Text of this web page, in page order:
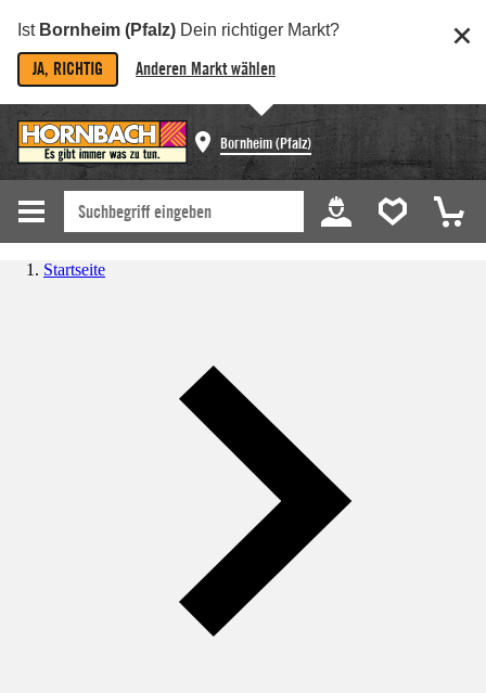
Ist Bornheim (Pfalz) Dein richtiger Markt?
JA, RICHTIG Anderen Markt wählen
Bornheim (Pfalz)
Startseite